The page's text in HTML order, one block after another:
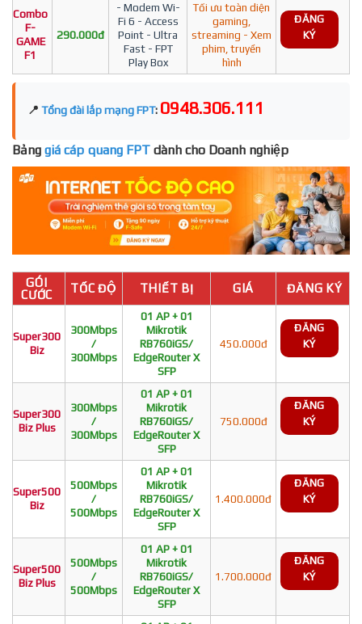
Combo
F-
GAME
F1
290.000đ
- Modem Wi-
Fi 6 - Access
Point - Ultra
Fast - FPT
Play Box
Tối ưu toàn diện
gaming,
streaming - Xem
phim, truyền
hình
ĐĂNG
KÝ
📍 Tổng đài lắp mạng FPT: 0948.306.111
Bảng giá cáp quang FPT dành cho Doanh nghiệp
GÓI
CƯỚC
TỐC ĐỘ THIẾT BỊ GIÁ ĐĂNG KÝ
Super300
Biz
300Mbps
/
300Mbps
01 AP + 01
Mikrotik
RB760iGS/
EdgeRouter X
SFP
450.000đ
ĐĂNG
KÝ
Super300
Biz Plus
300Mbps
/
300Mbps
01 AP + 01
Mikrotik
RB760iGS/
EdgeRouter X
SFP
750.000đ
ĐĂNG
KÝ
Super500
Biz
500Mbps
/
500Mbps
01 AP + 01
Mikrotik
RB760iGS/
EdgeRouter X
SFP
1.400.000đ
ĐĂNG
KÝ
Super500
Biz Plus
500Mbps
/
500Mbps
01 AP + 01
Mikrotik
RB760iGS/
EdgeRouter X
SFP
1.700.000đ
ĐĂNG
KÝ